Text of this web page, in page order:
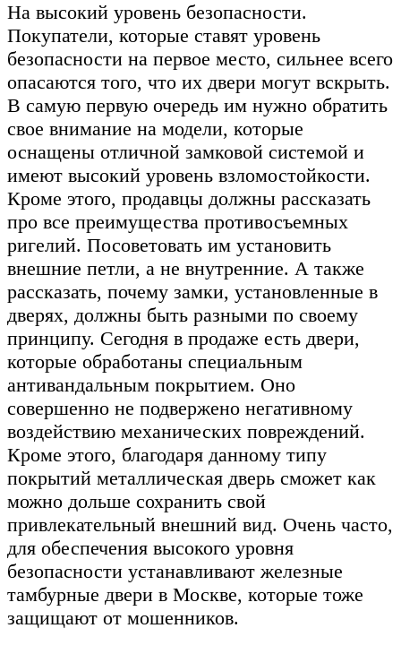
На высокий уровень безопасности.
Покупатели, которые ставят уровень
безопасности на первое место, сильнее всего
опасаются того, что их двери могут вскрыть.
В самую первую очередь им нужно обратить
свое внимание на модели, которые
оснащены отличной замковой системой и
имеют высокий уровень взломостойкости.
Кроме этого, продавцы должны рассказать
про все преимущества противосъемных
ригелий. Посоветовать им установить
внешние петли, а не внутренние. А также
рассказать, почему замки, установленные в
дверях, должны быть разными по своему
принципу. Сегодня в продаже есть двери,
которые обработаны специальным
антивандальным покрытием. Оно
совершенно не подвержено негативному
воздействию механических повреждений.
Кроме этого, благодаря данному типу
покрытий металлическая дверь сможет как
можно дольше сохранить свой
привлекательный внешний вид. Очень часто,
для обеспечения высокого уровня
безопасности устанавливают железные
тамбурные двери в Москве, которые тоже
защищают от мошенников.